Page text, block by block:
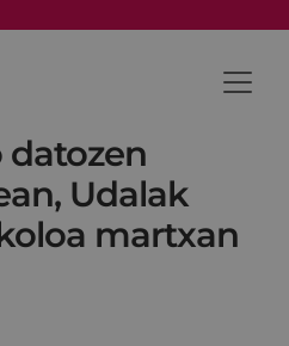
Udalak
martxan